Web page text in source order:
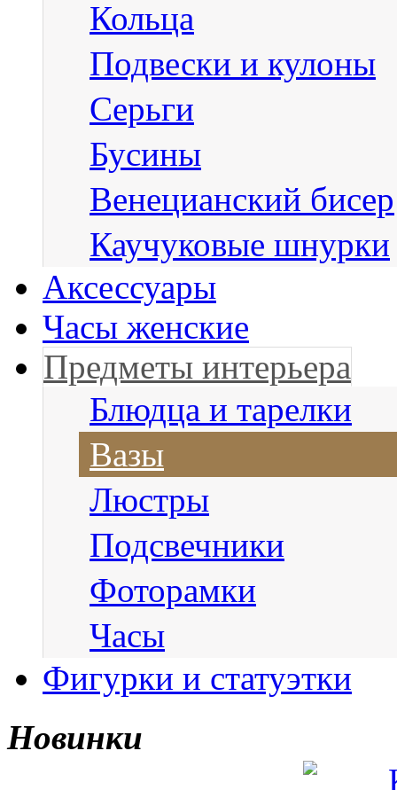
Кольца
Подвески и кулоны
Серьги
Бусины
Венецианский бисер
Каучуковые шнурки
Аксессуары
Часы женские
Предметы интерьера
Блюдца и тарелки
Вазы
Люстры
Подсвечники
Фоторамки
Часы
Фигурки и статуэтки
Новинки